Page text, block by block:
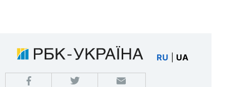
RU UA